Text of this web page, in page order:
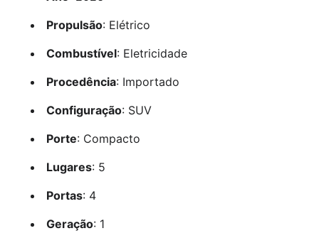
Propulsão: Elétrico
Combustível: Eletricidade
Procedência: Importado
Configuração: SUV
Porte: Compacto
Lugares: 5
Portas: 4
Geração: 1